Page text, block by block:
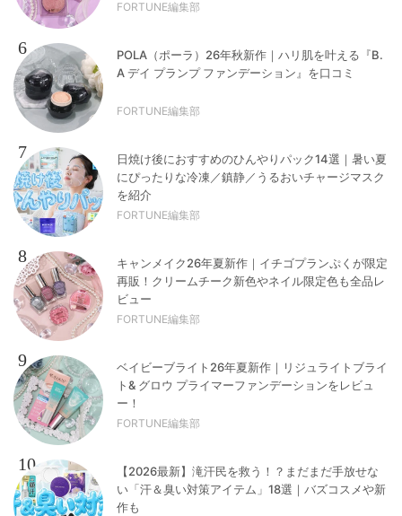
FORTUNE編集部
6
POLA（ポーラ）26年秋新作｜ハリ肌を叶える『B.
A デイ プランプ ファンデーション』を口コミ
FORTUNE編集部
7
日焼け後におすすめのひんやりパック14選｜暑い夏
にぴったりな冷凍／鎮静／うるおいチャージマスク
を紹介
FORTUNE編集部
8
キャンメイク26年夏新作｜イチゴプランぷくが限定
再販！クリームチーク新色やネイル限定色も全品レ
ビュー
FORTUNE編集部
9
ベイビーブライト26年夏新作｜リジュライトブライ
ト& グロウ プライマーファンデーションをレビュ
ー！
FORTUNE編集部
10
【2026最新】滝汗民を救う！？まだまだ手放せな
い「汗＆臭い対策アイテム」18選｜バズコスメや新
作も